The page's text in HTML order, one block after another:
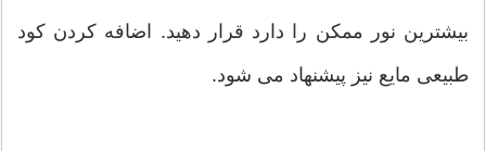
بیشترین نور ممکن را دارد قرار دهید. اضافه کردن کود
طبیعی مایع نیز پیشنهاد می شود.